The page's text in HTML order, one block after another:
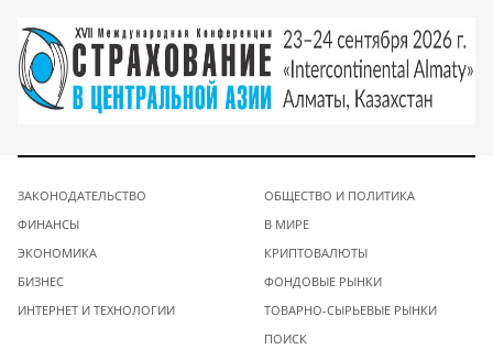
ЗАКОНОДАТЕЛЬСТВО
ФИНАНСЫ
ЭКОНОМИКА
БИЗНЕС
ИНТЕРНЕТ И ТЕХНОЛОГИИ
ОБЩЕСТВО И ПОЛИТИКА
В МИРЕ
КРИПТОВАЛЮТЫ
ФОНДОВЫЕ РЫНКИ
ТОВАРНО-СЫРЬЕВЫЕ РЫНКИ
ПОИСК